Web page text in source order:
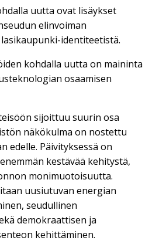
uutta ovat lisäykset
elinvoiman
identiteetistä.
kohdalla uutta on maininta
osaamisen
sijoittuu suurin osa
näkökulma on nostettu
edelle. Päivityksessä on
kestävää kehitystä,
monimuotoisuutta.
uusiutuvan energian
seudullinen
demokraattisen ja
kehittäminen.